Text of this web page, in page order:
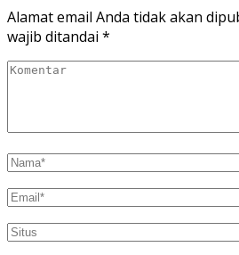
Alamat email Anda tidak akan
wajib ditandai *